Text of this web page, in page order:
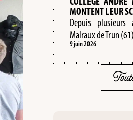
MONTENT LEUR
Depuis
Malraux de Trun
9 juin 2026